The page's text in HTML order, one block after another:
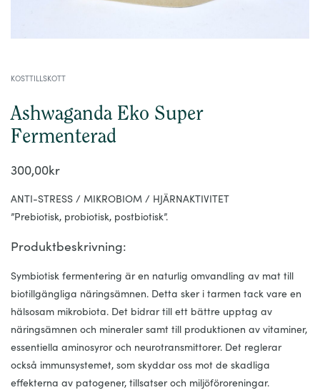
KOSTTILLSKOTT
Ashwaganda Eko Super
Fermenterad
300,00kr
ANTI-STRESS / MIKROBIOM / HJÄRNAKTIVITET
”Prebiotisk, probiotisk, postbiotisk”.
Produktbeskrivning:
Symbiotisk fermentering är en naturlig omvandling av mat till
biotillgängliga näringsämnen. Detta sker i tarmen tack vare en
hälsosam mikrobiota. Det bidrar till ett bättre upptag av
näringsämnen och mineraler samt till produktionen av vitaminer,
essentiella aminosyror och neurotransmittorer. Det reglerar
också immunsystemet, som skyddar oss mot de skadliga
effekterna av patogener, tillsatser och miljöföroreningar.